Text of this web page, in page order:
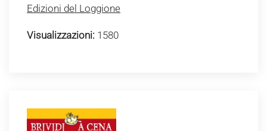
Edizioni del Loggione
Visualizzazioni: 1580